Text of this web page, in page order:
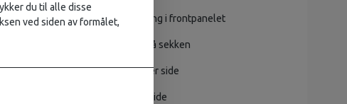
hoveddelen via stor glidelåsåpning i frontpanelet
i forsterket materiale foran på sekken
i elastisk netting på hver side
kompresjonsstropper på hver side
du til alle disse
ved siden av formålet,